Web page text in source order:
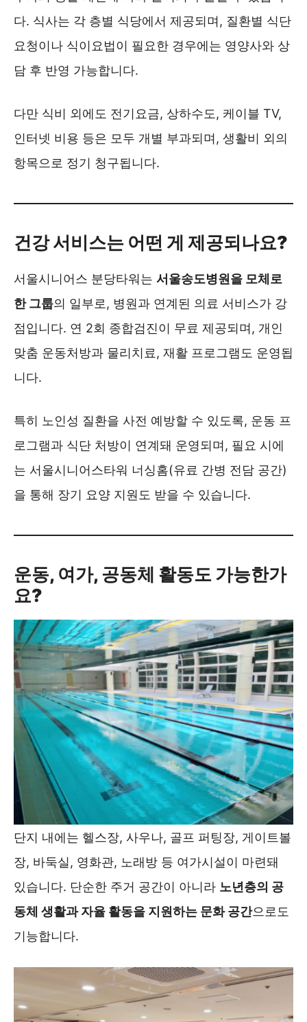
다. 식사는 각 층별 식당에서 제공되며, 질환별 식단
요청이나 식이요법이 필요한 경우에는 영양사와 상
담 후 반영 가능합니다.
다만 식비 외에도 전기요금, 상하수도, 케이블 TV,
인터넷 비용 등은 모두 개별 부과되며, 생활비 외의
항목으로 정기 청구됩니다.
건강 서비스는 어떤 게 제공되나요?
서울시니어스 분당타워는 서울송도병원을 모체로
한 그룹의 일부로, 병원과 연계된 의료 서비스가 강
점입니다. 연 2회 종합검진이 무료 제공되며, 개인
맞춤 운동처방과 물리치료, 재활 프로그램도 운영됩
니다.
특히 노인성 질환을 사전 예방할 수 있도록, 운동 프
로그램과 식단 처방이 연계돼 운영되며, 필요 시에
는 서울시니어스타워 너싱홈(유료 간병 전담 공간)
을 통해 장기 요양 지원도 받을 수 있습니다.
운동, 여가, 공동체 활동도 가능한가
요?
단지 내에는 헬스장, 사우나, 골프 퍼팅장, 게이트볼
장, 바둑실, 영화관, 노래방 등 여가시설이 마련돼
있습니다. 단순한 주거 공간이 아니라 노년층의 공
동체 생활과 자율 활동을 지원하는 문화 공간으로도
기능합니다.